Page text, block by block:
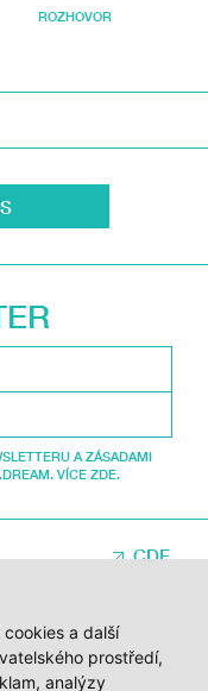
a další
prostředí,
analýzy
ROZHOVOR
A ZÁSADAMI
VÍCE ZDE.
CDF